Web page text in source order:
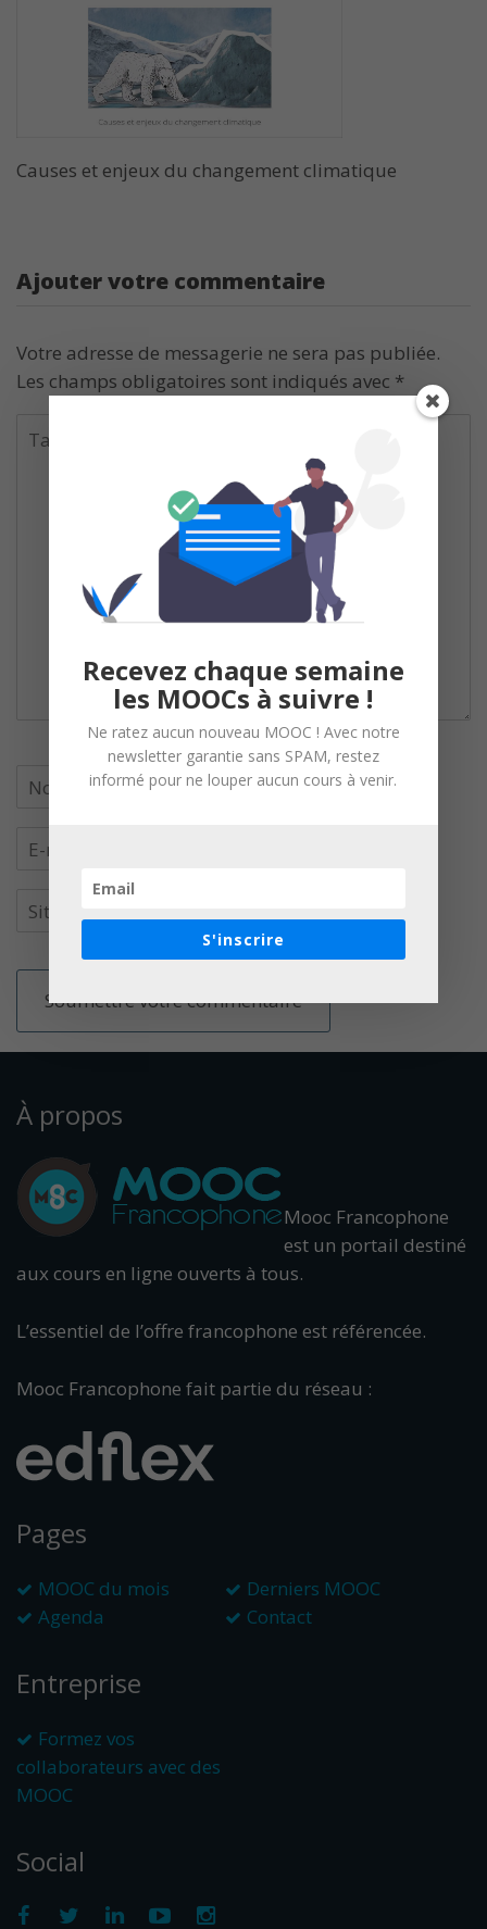
Causes et enjeux du changement climatique
Ajouter votre commentaire
Votre adresse de messagerie ne sera pas publiée.
Les champs obligatoires sont indiqués avec *
À propos
Mooc Francophone
est un portail destiné
aux cours en ligne ouverts à tous.
L’essentiel de l’offre francophone est référencée.
Mooc Francophone fait partie du réseau :
Pages
MOOC du mois
Derniers MOOC
Agenda
Contact
Entreprise
Formez vos
collaborateurs avec des
MOOC
Social
Recevez chaque semaine
les MOOCs à suivre !
Ne ratez aucun nouveau MOOC ! Avec notre
newsletter garantie sans SPAM, restez
informé pour ne louper aucun cours à venir.
S'inscrire